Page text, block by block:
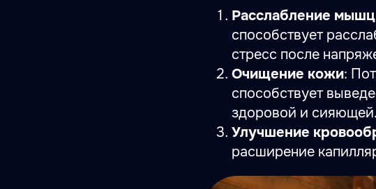
Расслабление мышц
способствует
стресс после
Очищение кожи:
способствует
здоровой и сияющей.
Улучшение
расширение